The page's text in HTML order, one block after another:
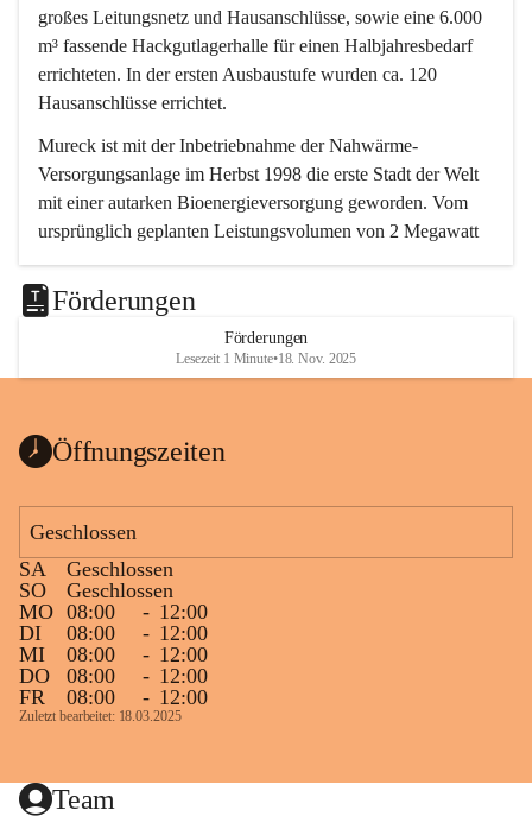
großes Leitungsnetz und Hausanschlüsse, sowie eine 6.000
m³ fassende Hackgutlagerhalle für einen Halbjahresbedarf
errichteten. In der ersten Ausbaustufe wurden ca. 120
Hausanschlüsse errichtet.
Mureck ist mit der Inbetriebnahme der Nahwärme-
Versorgungsanlage im Herbst 1998 die erste Stadt der Welt
mit einer autarken Bioenergieversorgung geworden. Vom
ursprünglich geplanten Leistungsvolumen von 2 Megawatt
Die Versorgung erfolgt durch zwei 2-MW-Biomasse-
Heizkessel, die Abwärme von der Stromerzeugung 1 MW
und ein Biogasspitzenlastkessel 2 MW. Es sind derzeit 300
knapp 94 % des Gesamtwärmebedarfes in Mureck. Auch
alle Murecker Schulen beteiligten sich an diesem
umweltfreundlichen Projekt.
Die Nahwärme Mureck GmbH betreibt ganzjährig dieses
Biomasse-Heizwerk. Der Nahwärmeanschluss schont nicht
nur die Umwelt, sondern sichert auch die regionale
Wertschöpfung.
Förderungen
Förderungen
Lesezeit 1 Minute•18. Nov. 2025
Öffnungszeiten
Geschlossen
SA
Geschlossen
SO
Geschlossen
MO 08:00 - 12:00
DI
08:00 - 12:00
MI
08:00 - 12:00
DO
08:00 - 12:00
FR
08:00 - 12:00
Zuletzt bearbeitet: 18.03.2025
Team